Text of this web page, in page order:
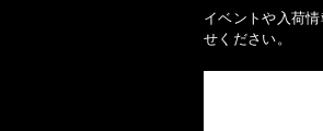
イベントや入荷
せください。